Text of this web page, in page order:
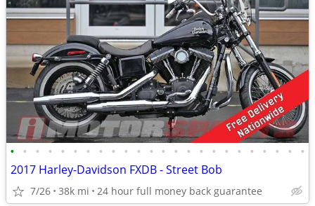
• • • • • • • • • • • • • • • • • • • • • • • •
2017 Harley-Davidson FXDB - Street Bob
7/26 38k mi 24 hour full money back guarantee